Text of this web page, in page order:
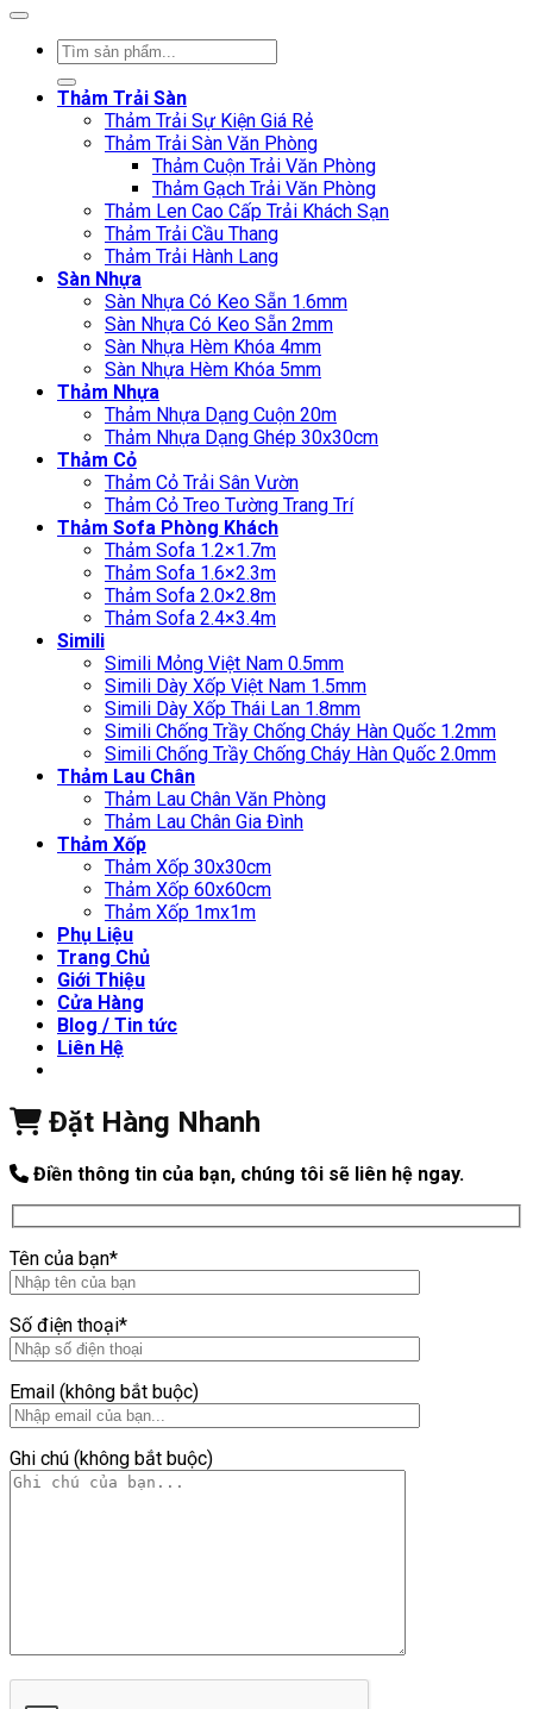
Tìm
Thảm Trải Sàn
Thảm Trải Sự Kiện Giá Rẻ
Thảm Trải Sàn Văn Phòng
Thảm Cuộn Trải Văn Phòng
Thảm Gạch Trải Văn Phòng
Thảm Len Cao Cấp Trải Khách Sạn
Thảm Trải Cầu Thang
Thảm Trải Hành Lang
Sàn Nhựa
Sàn Nhựa Có Keo Sẵn 1.6mm
Sàn Nhựa Có Keo Sẵn 2mm
Sàn Nhựa Hèm Khóa 4mm
Sàn Nhựa Hèm Khóa 5mm
Thảm Nhựa
Thảm Nhựa Dạng Cuộn 20m
Thảm Nhựa Dạng Ghép 30x30cm
Thảm Cỏ
Thảm Cỏ Trải Sân Vườn
Thảm Cỏ Treo Tường Trang Trí
Thảm Sofa Phòng Khách
Thảm Sofa 1.2×1.7m
Thảm Sofa 1.6×2.3m
Thảm Sofa 2.0×2.8m
Thảm Sofa 2.4×3.4m
Simili
Simili Mỏng Việt Nam 0.5mm
Simili Dày Xốp Việt Nam 1.5mm
Simili Dày Xốp Thái Lan 1.8mm
Simili Chống Trầy Chống Cháy Hàn Quốc 1.2mm
Simili Chống Trầy Chống Cháy Hàn Quốc 2.0mm
Thảm Lau Chân
Thảm Lau Chân Văn Phòng
Thảm Lau Chân Gia Đình
Thảm Xốp
Thảm Xốp 30x30cm
Thảm Xốp 60x60cm
Thảm Xốp 1mx1m
Phụ Liệu
Trang Chủ
Giới Thiệu
Cửa Hàng
Blog / Tin tức
Liên Hệ
Đặt Hàng Nhanh
Điền thông tin của bạn, chúng tôi sẽ liên hệ ngay.
Tên của bạn*
Số điện thoại*
Email (không bắt buộc)
Ghi chú (không bắt buộc)